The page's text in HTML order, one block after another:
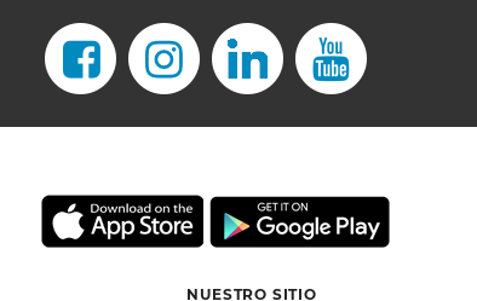
NUESTRO SITIO